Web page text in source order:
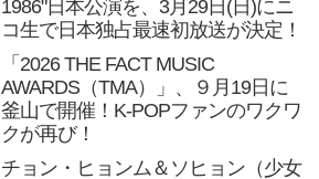
1986"日本公演を、3月29日(日)にニ
コ生で日本独占最速初放送が決定！
「2026 THE FACT MUSIC
AWARDS（TMA）」、９月19日に
釜山で開催！K-POPファンのワクワ
クが再び！
チョン・ヒョンム＆ソヒョン（少女